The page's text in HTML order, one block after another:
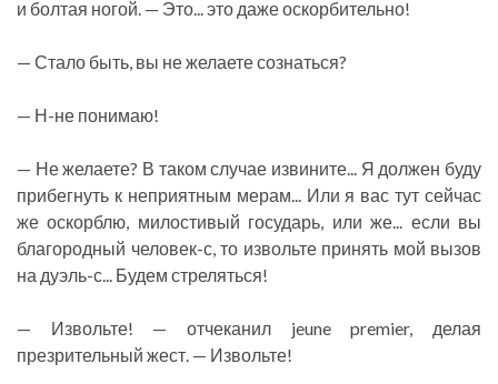
и болтая ногой. — Это... это даже оскорбительно!
— Стало быть, вы не желаете сознаться?
— Н-не понимаю!
— Не желаете? В таком случае извините... Я должен буду
прибегнуть к неприятным мерам... Или я вас тут сейчас
же оскорблю, милостивый государь, или же... если вы
благородный человек-с, то извольте принять мой вызов
на дуэль-с... Будем стреляться!
— Извольте! — отчеканил jeune premier, делая
презрительный жест. — Извольте!